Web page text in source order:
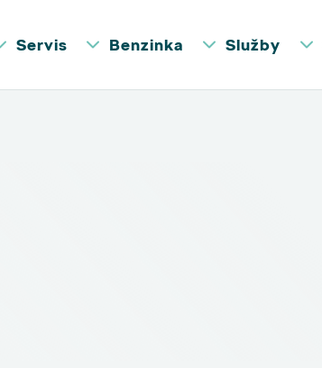
Servis Benzinka Služby